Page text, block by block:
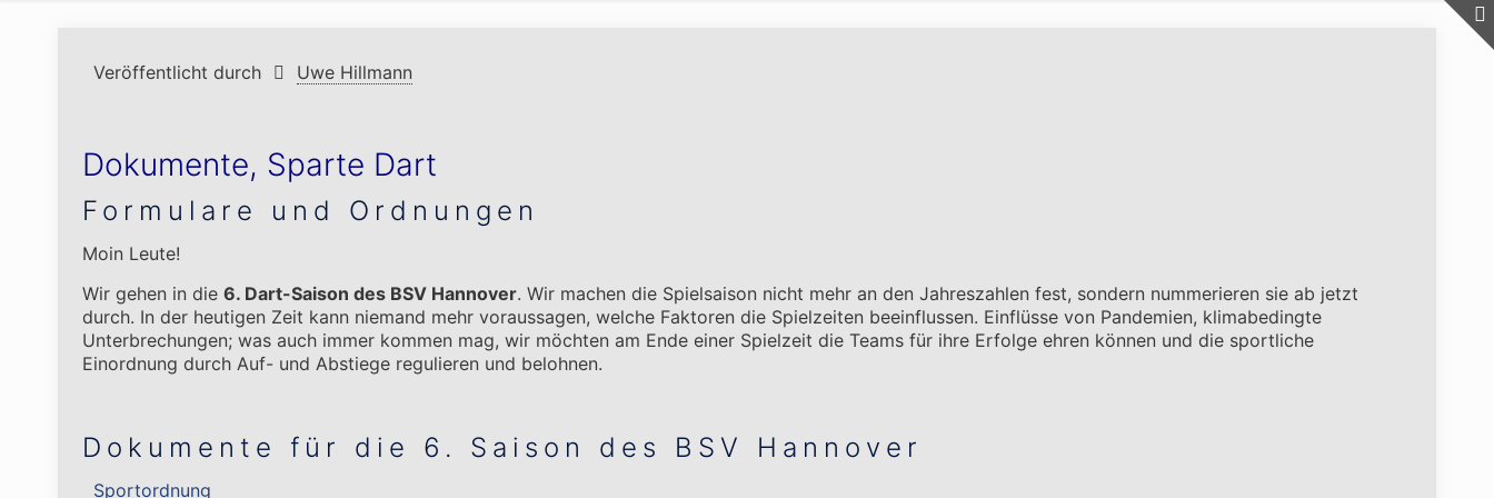
Veröffentlicht durch Uwe Hillmann
Dokumente, Sparte Dart
Formulare und Ordnungen
Moin Leute!
Wir gehen in die6. Dart-Saison des BSV Hannover. Wir machen die Spielsaison nicht mehr an den Jahreszahlen fest, sondern nummerieren sie ab jetzt
durch. In der heutigen Zeit kann niemand mehr voraussagen, welche Faktoren die Spielzeiten beeinflussen. Einflüsse von Pandemien, klimabedingte
Unterbrechungen; was auch immer kommen mag, wir möchten am Ende einer Spielzeit die Teams für ihre Erfolge ehren können und die sportliche
Einordnung durch Auf- und Abstiege regulieren und belohnen.
Dokumente für die 6. Saison des BSV Hannover
Sportordnung